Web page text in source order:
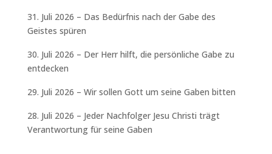
31. Juli 2026 – Das Bedürfnis nach der Gabe des
Geistes spüren
30. Juli 2026 – Der Herr hilft, die persönliche Gabe zu
entdecken
29. Juli 2026 – Wir sollen Gott um seine Gaben bitten
28. Juli 2026 – Jeder Nachfolger Jesu Christi trägt
Verantwortung für seine Gaben